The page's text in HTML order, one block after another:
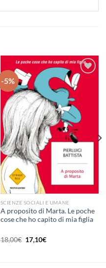
-5%
Aggiungi
alla lista
dei
desideri
SCIENZE SOCIALI E UMANE
A proposito di Marta. Le poche
cose che ho capito di mia figlia
18,00€ Il
prezzo
17,10€Il